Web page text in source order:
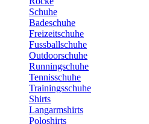
Schuhe
Badeschuhe
Freizeitschuhe
Fussballschuhe
Outdoorschuhe
Runningschuhe
Tennisschuhe
Trainingsschuhe
Shirts
Langarmshirts
Poloshirts